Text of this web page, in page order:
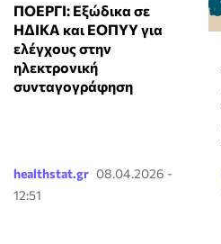
ΠΟΕΡΓΙ: Εξώδικα σε
ΗΔΙΚΑ και ΕΟΠΥΥ για
ελέγχους στην
ηλεκτρονική
συνταγογράφηση
healthstat.gr 08.04.2026 -
12:51